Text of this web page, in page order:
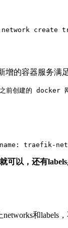
network
的容器服务满
创建的 docker
traefik-net
可以，还有
和labels